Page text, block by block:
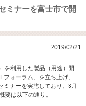
ミナーを富士市で開
2019/02/21
を利用した製品（用途）開
ォーラム」を立ち上げ、
ミナーを実施しており、3月
要は以下の通り。